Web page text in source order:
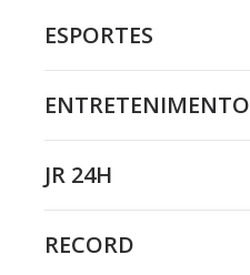
ESPORTES
ENTRETENIMENTO
JR 24H
RECORD